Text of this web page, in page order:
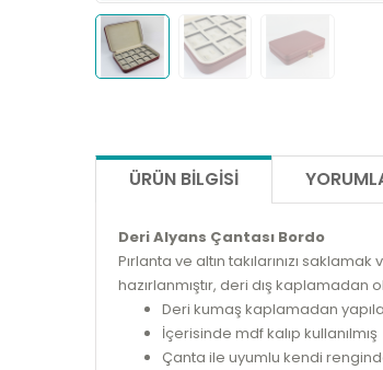
ÜRÜN BILGISI
Deri Alyans Çantası Bordo
Pırlanta ve altın takılarınızı
hazırlanmıştır, deri dış
Deri kumaş kaplamadan
İçerisinde mdf kalıp
Çanta ile uyumlu kendi